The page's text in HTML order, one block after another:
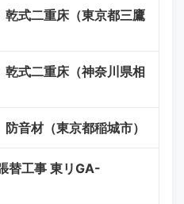
式二重床（東京都三鷹
式二重床（神奈川県相
音材（東京都稲城市）
替工事 東リGA-